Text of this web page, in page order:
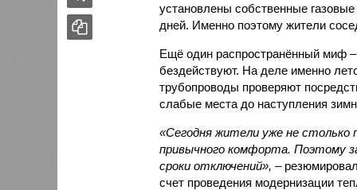
установлены собственные
дней. Именно поэтому жители
Ещё один распространённый миф
бездействуют. На деле именно
трубопроводы проверяют
слабые места до наступления
«Сегодня жители уже не столько
привычного комфорта. Поэтому
сроки отключений», –
счет проведения модернизации